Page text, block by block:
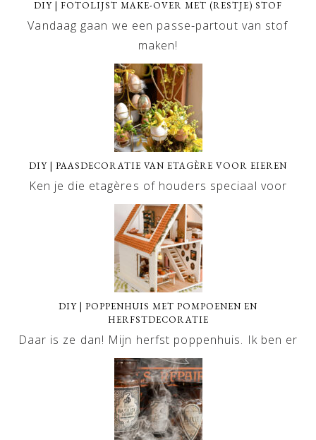
DIY | FOTOLIJST MAKE-OVER MET (RESTJE) STOF
Vandaag gaan we een passe-partout van stof
maken!
DIY | PAASDECORATIE VAN ETAGÈRE VOOR EIEREN
Ken je die etagères of houders speciaal voor
DIY | POPPENHUIS MET POMPOENEN EN
HERFSTDECORATIE
Daar is ze dan! Mijn herfst poppenhuis. Ik ben er